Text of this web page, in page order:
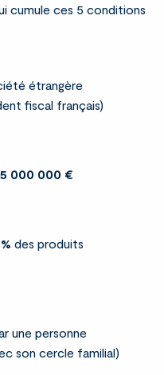
cumule ces 5 conditions
étrangère
fiscal français)
000 000 €
des produits
une personne
son cercle familial)